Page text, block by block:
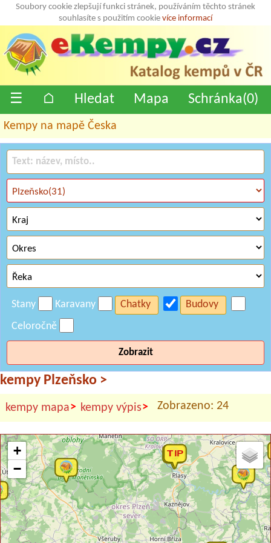
Soubory cookie zlepšují funkci stránek, používáním těchto stránek
souhlasíte s použitím cookie více informací
☰ ⌂ Hledat Mapa Schránka(0)
Kempy na mapě Česka
Stany Karavany Chatky
Budovy
Celoročně
Zobrazit
kempy Plzeňsko >
kempy mapa> kempy výpis> Zobrazeno: 24
+
−